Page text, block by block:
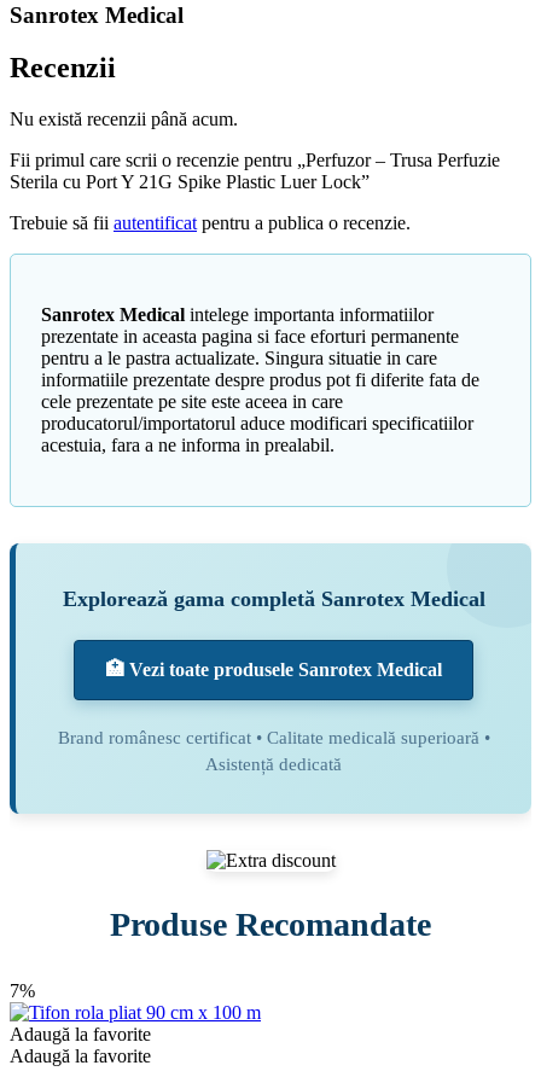
Sanrotex Medical
Recenzii
Nu există recenzii până acum.
Fii primul care scrii o recenzie pentru „Perfuzor – Trusa Perfuzie
Sterila cu Port Y 21G Spike Plastic Luer Lock”
Trebuie să fii autentificat pentru a publica o recenzie.
Sanrotex Medical intelege importanta informatiilor
prezentate in aceasta pagina si face eforturi permanente
pentru a le pastra actualizate. Singura situatie in care
informatiile prezentate despre produs pot fi diferite fata de
cele prezentate pe site este aceea in care
producatorul/importatorul aduce modificari specificatiilor
acestuia, fara a ne informa in prealabil.
Explorează gama completă Sanrotex Medical
🏥 Vezi toate produsele Sanrotex Medical
Brand românesc certificat • Calitate medicală superioară •
Asistență dedicată
Produse Recomandate
7%
Adaugă la favorite
Adaugă la favorite